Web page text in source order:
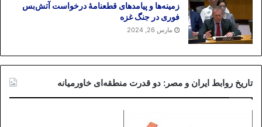
زمینه‌ها و پیامدهای قطعنامهٔ درخواست آتش‌بس
فوری در جنگ غزه
مارس 26, 2024
تاریخ روابط ایران و مصر: دو قدرت منطقه‌ای خاورمیانه